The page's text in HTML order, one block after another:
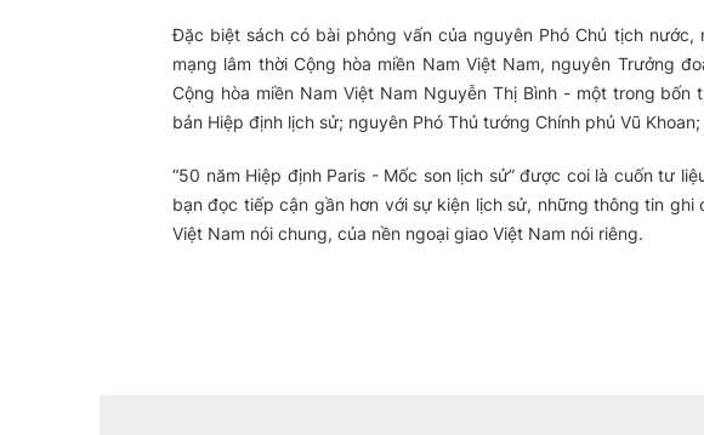
Đặc biệt sách có bài phỏng vấn của nguyên Phó Chủ tịch nước,
mạng lâm thời Cộng hòa miền Nam Việt Nam, nguyên Trưởng
Cộng hòa miền Nam Việt Nam Nguyễn Thị Bình - một trong
bản Hiệp định lịch sử; nguyên Phó Thủ tướng Chính phủ Vũ
“50 năm Hiệp định Paris - Mốc son lịch sử” được coi là cuốn tư
bạn đọc tiếp cận gần hơn với sự kiện lịch sử, những thông tin
Việt Nam nói chung, của nền ngoại giao Việt Nam nói riêng.